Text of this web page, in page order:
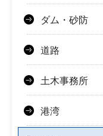
ダム・砂防
道路
土木事務所
港湾